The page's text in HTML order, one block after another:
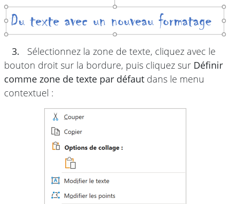
3.
Sélectionnez la zone de texte, cliquez avec le
bouton droit sur la bordure, puis cliquez sur Définir
comme zone de texte par défaut dans le menu
contextuel :